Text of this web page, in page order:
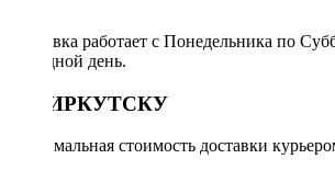
Доставка работает с Понедельника по
выходной день.
ПО ИРКУТСКУ
Минимальная стоимость доставки